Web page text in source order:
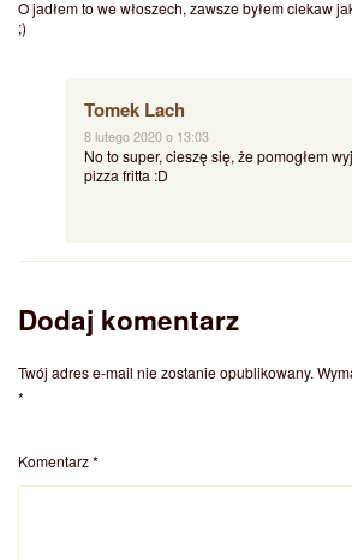
O jadłem to we włoszech, zawsze byłem ciekaw
;)
Tomek Lach
8 lutego 2020 o 13:03
No to super, cieszę się, że pomogłem
pizza fritta :D
Dodaj komentarz
Twój adres e-mail nie zostanie opublikowany.
*
Komentarz*